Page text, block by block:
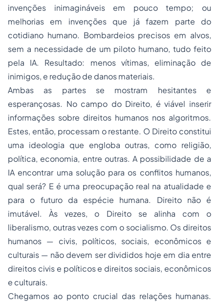
invenções inimagináveis em pouco tempo; ou
melhorias em invenções que já fazem parte do
cotidiano humano. Bombardeios precisos em alvos,
sem a necessidade de um piloto humano, tudo feito
pela IA. Resultado: menos vítimas, eliminação de
inimigos, e redução de danos materiais.
Ambas as partes se mostram hesitantes e
esperançosas. No campo do Direito, é viável inserir
informações sobre direitos humanos nos algoritmos.
Estes, então, processam o restante. O Direito constitui
uma ideologia que engloba outras, como religião,
política, economia, entre outras. A possibilidade de a
IA encontrar uma solução para os conflitos humanos,
qual será? E é uma preocupação real na atualidade e
para o futuro da espécie humana. Direito não é
imutável. Às vezes, o Direito se alinha com o
liberalismo, outras vezes com o socialismo. Os direitos
humanos — civis, políticos, sociais, econômicos e
culturais — não devem ser divididos hoje em dia entre
direitos civis e políticos e direitos sociais, econômicos
e culturais.
Chegamos ao ponto crucial das relações humanas.